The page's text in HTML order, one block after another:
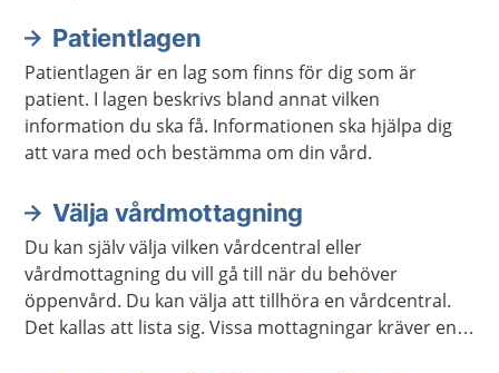
Patientlagen
Patientlagen är en lag som finns för dig som är
patient. I lagen beskrivs bland annat vilken
information du ska få. Informationen ska hjälpa dig
att vara med och bestämma om din vård.
Välja vårdmottagning
Du kan själv välja vilken vårdcentral eller
vårdmottagning du vill gå till när du behöver
öppenvård. Du kan välja att tillhöra en vårdcentral.
Det kallas att lista sig. Vissa mottagningar kräver en